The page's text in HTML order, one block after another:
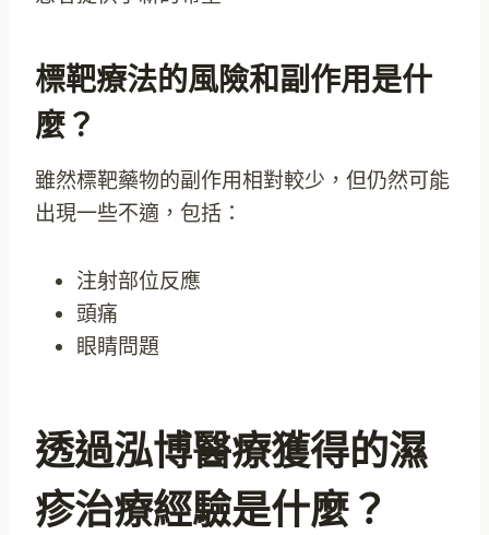
標靶療法的風險和副作用是什
麼？
雖然標靶藥物的副作用相對較少，但仍然可能
出現一些不適，包括：
注射部位反應
頭痛
眼睛問題
透過泓博醫療獲得的濕
疹治療經驗是什麼？